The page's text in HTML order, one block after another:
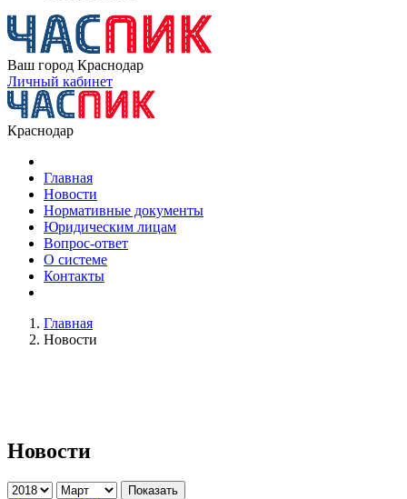
Ваш город Краснодар
Личный кабинет
Краснодар
Главная
Новости
Нормативные документы
Юридическим лицам
Вопрос-ответ
О системе
Контакты
Главная
Новости
Новости
Показать